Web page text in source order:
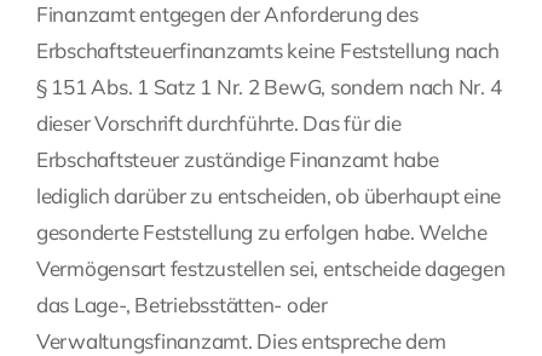
Finanzamt entgegen der Anforderung des
Erbschaftsteuerfinanzamts keine Feststellung nach
§ 151 Abs. 1 Satz 1 Nr. 2 BewG, sondern nach Nr. 4
dieser Vorschrift durchführte. Das für die
Erbschaftsteuer zuständige Finanzamt habe
lediglich darüber zu entscheiden, ob überhaupt eine
gesonderte Feststellung zu erfolgen habe. Welche
Vermögensart festzustellen sei, entscheide dagegen
das Lage-, Betriebsstätten- oder
Verwaltungsfinanzamt. Dies entspreche dem